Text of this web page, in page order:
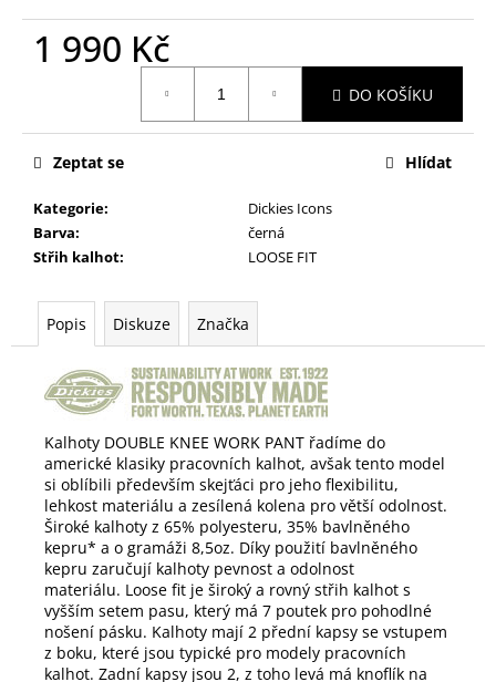
1 990 Kč
DO KOŠÍKU
Kategorie:
Dickies Icons
Barva:
černá
Střih kalhot: LOOSE FIT
Zeptat se Hlídat
Popis Diskuze Značka
Kalhoty DOUBLE KNEE WORK PANT řadíme do
americké klasiky pracovních kalhot, avšak tento model
si oblíbili především skejťáci pro jeho flexibilitu,
lehkost materiálu a zesílená kolena pro větší odolnost.
Široké kalhoty z 65% polyesteru, 35% bavlněného
kepru* a o gramáži 8,5oz. Díky použití bavlněného
kepru zaručují kalhoty pevnost a odolnost
materiálu. Loose fit je široký a rovný střih kalhot s
vyšším setem pasu, který má 7 poutek pro pohodlné
nošení pásku. Kalhoty mají 2 přední kapsy se vstupem
z boku, které jsou typické pro modely pracovních
kalhot. Zadní kapsy jsou 2, z toho levá má knoflík na